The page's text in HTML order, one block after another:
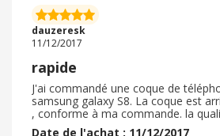
d'accès. la navigation est simple, et
à passer. la boutique se situe en
très raisonnables. un autre achat
prochainement.
dauzeresk
11/12/2017
rapide
J'ai commandé une coque de
samsung galaxy S8. La coque est
, conforme à ma commande. la
on verra à l'usage. Elle est arrivée
Date de l'achat : 11/12/2017